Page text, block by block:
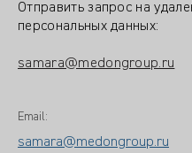
Отправить запрос на
персональных данных:
samara@medongroup.ru
Email:
samara@medongroup.ru